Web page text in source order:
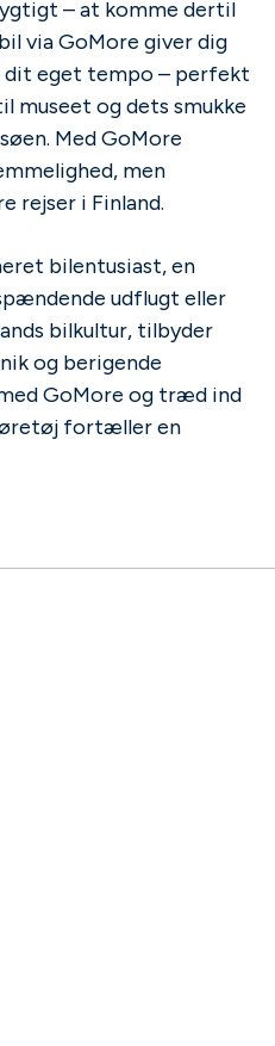
– at komme dertil
via GoMore giver dig
eget tempo – perfekt
museet og dets smukke
Med GoMore
men
rejser i Finland.
bilentusiast, en
udflugt eller
bilkultur, tilbyder
og berigende
GoMore og træd ind
fortæller en